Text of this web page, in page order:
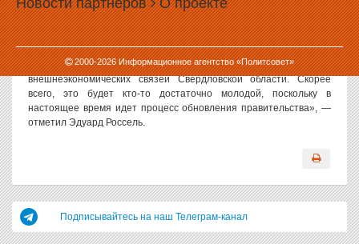
Новости партнеров О проекте
2000-2026Информационное агентство «Политсовет»
Губернатор Свердловской области Эдуард Россель на
сегодняшней пресс-конференции дал понять, что в скором
времени состав регионального правительства должен
обновиться в сторону омоложения.
«Сейчас Виктор Кокшаров обдумывает кандидатуру министра
внешнеэкономических связей Свердловской области. Скорее
всего, это будет кто-то достаточно молодой, поскольку в
настоящее время идет процесс обновления правительства», —
отметил Эдуард Россель.
Подписывайтесь на наш Телеграм-канал